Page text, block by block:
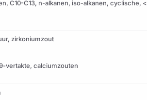
C10-C13, n-alkanen, iso-alkanen, cyclische, <
zirkoniumzout
vertakte, calciumzouten